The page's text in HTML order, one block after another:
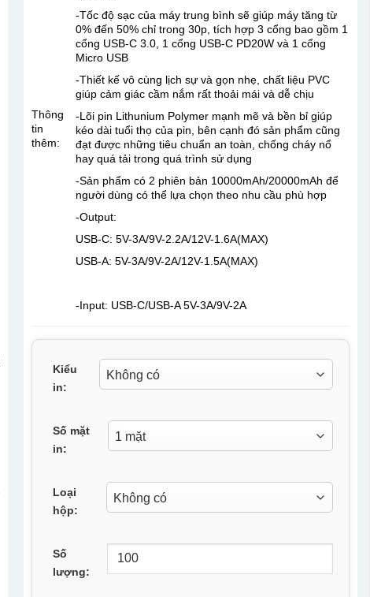
Thông
tin
thêm:
-Tốc độ sạc của máy trung bình sẽ giúp máy tăng từ
0% đến 50% chỉ trong 30p, tích hợp 3 cổng bao gồm 1
cổng USB-C 3.0, 1 cổng USB-C PD20W và 1 cổng
Micro USB
-Thiết kế vô cùng lịch sự và gọn nhẹ, chất liệu PVC
giúp cảm giác cầm nắm rất thoải mái và dễ chịu
-Lõi pin Lithunium Polymer mạnh mẽ và bền bỉ giúp
kéo dài tuổi thọ của pin, bên cạnh đó sản phẩm cũng
đạt được những tiêu chuẩn an toàn, chống cháy nổ
hay quá tải trong quá trình sử dụng
-Sản phẩm có 2 phiên bản 10000mAh/20000mAh để
người dùng có thể lựa chọn theo nhu cầu phù hợp
-Output:
USB-C: 5V-3A/9V-2.2A/12V-1.6A(MAX)
USB-A: 5V-3A/9V-2A/12V-1.5A(MAX)
-Input: USB-C/USB-A 5V-3A/9V-2A
Kiểu
in:
Số mặt
in:
Loại
hộp:
Số
lượng: